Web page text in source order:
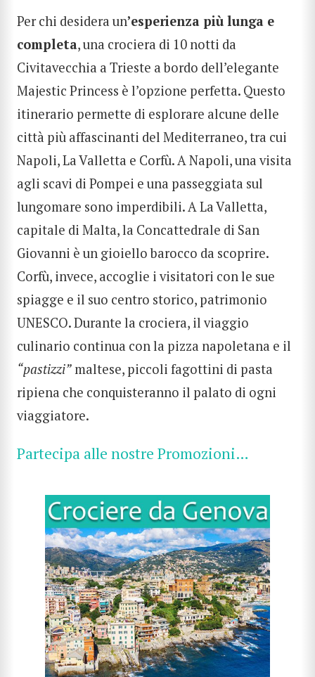
Per chi desidera un’esperienza più lunga e
completa, una crociera di 10 notti da
Civitavecchia a Trieste a bordo dell’elegante
Majestic Princess è l’opzione perfetta. Questo
itinerario permette di esplorare alcune delle
città più affascinanti del Mediterraneo, tra cui
Napoli, La Valletta e Corfù. A Napoli, una visita
agli scavi di Pompei e una passeggiata sul
lungomare sono imperdibili. A La Valletta,
capitale di Malta, la Concattedrale di San
Giovanni è un gioiello barocco da scoprire.
Corfù, invece, accoglie i visitatori con le sue
spiagge e il suo centro storico, patrimonio
UNESCO. Durante la crociera, il viaggio
culinario continua con la pizza napoletana e il
“pastizzi” maltese, piccoli fagottini di pasta
ripiena che conquisteranno il palato di ogni
viaggiatore.
Partecipa alle nostre Promozioni…